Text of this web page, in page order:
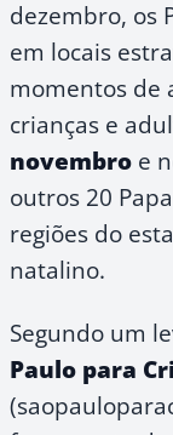
dezembro, os
em locais
momentos de
crianças e
novembro e
outros 20
regiões do
natalino.
Segundo um
Paulo para